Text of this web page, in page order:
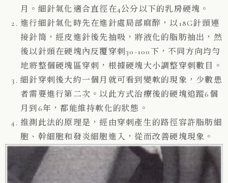
月。細針氣化適合直徑在4公分以下的乳房硬塊。
進行細針氣化時先在進針處局部麻醉，以18G針頭連
接針筒，經皮進針後先抽吸，將液化的脂肪抽出，然
後以針頭在硬塊內反覆穿刺30-100下，不同方向均勻
地將整個硬塊區穿刺，根據硬塊大小調整穿刺數目。
細針穿刺後大約一個月就可看到變軟的現象，少數患
者需要進行第二次。以此方式治療後的硬塊追蹤6個
月到6年，都能維持軟化的狀態。
推測此法的原理是，經由穿刺產生的路徑容許脂肪細
胞、幹細胞和發炎細胞進入，從而改善硬塊現象。